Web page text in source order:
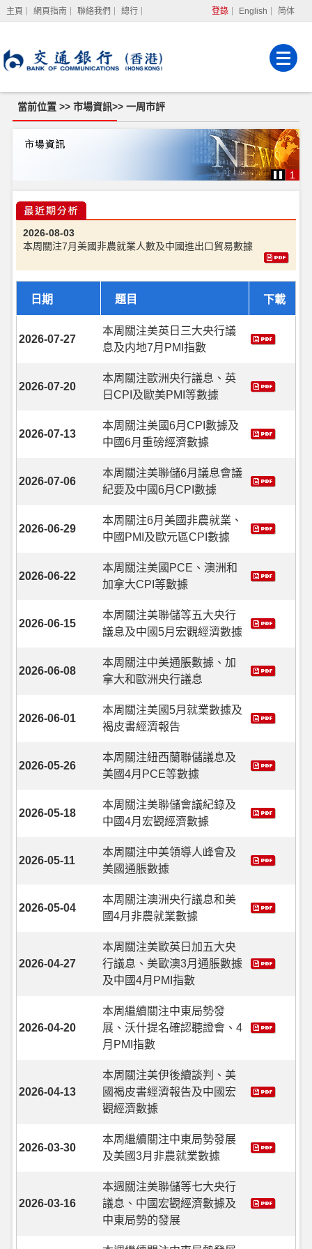
主頁 網頁指南 聯絡我們 總行 登錄 English 简体
強積金服務
當前位置 >> 市場資訊>> 一周市評
1
2026-08-03
本周關注7月美國非農就業人數及中國進出口貿易數據
日期 題目 下載
2026-07-27
本周關注美英日三大央行議
息及内地7月PMI指數
2026-07-20
本周關注歐洲央行議息、英
日CPI及歐美PMI等數據
2026-07-13
本周關注美國6月CPI數據及
中國6月重磅經濟數據
2026-07-06
本周關注美聯儲6月議息會議
紀要及中國6月CPI數據
2026-06-29
本周關注6月美國非農就業、
中國PMI及歐元區CPI數據
2026-06-22
本周關注美國PCE、澳洲和
加拿大CPI等數據
2026-06-15
本周關注美聯儲等五大央行
議息及中國5月宏觀經濟數據
2026-06-08
本周關注中美通脹數據、加
拿大和歐洲央行議息
2026-06-01
本周關注美國5月就業數據及
褐皮書經濟報告
2026-05-26
本周關注紐西蘭聯儲議息及
美國4月PCE等數據
2026-05-18
本周關注美聯儲會議紀錄及
中國4月宏觀經濟數據
2026-05-11
本周關注中美領導人峰會及
美國通脹數據
2026-05-04
本周關注澳洲央行議息和美
國4月非農就業數據
2026-04-27
本周關注美歐英日加五大央
行議息、美歐澳3月通脹數據
及中國4月PMI指數
2026-04-20
本周繼續關注中東局勢發
展、沃什提名確認聽證會、4
月PMI指數
2026-04-13
本周關注美伊後續談判、美
國褐皮書經濟報告及中國宏
觀經濟數據
2026-03-30
本周繼續關注中東局勢發展
及美國3月非農就業數據
2026-03-16
本週關注美聯儲等七大央行
議息、中國宏觀經濟數據及
中東局勢的發展